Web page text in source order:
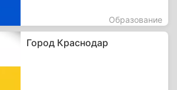
Образование
Город Краснодар